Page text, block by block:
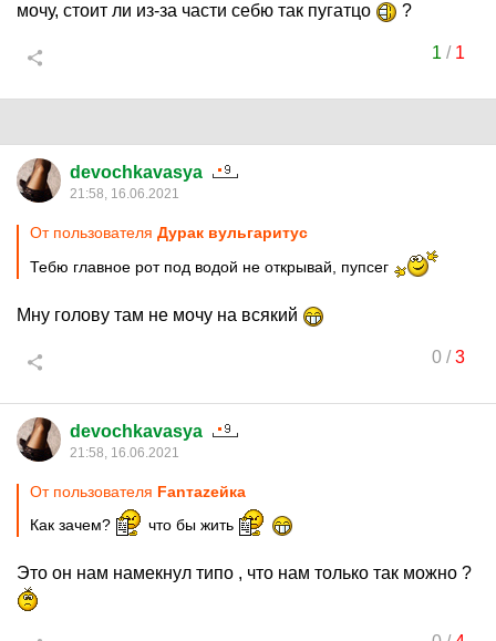
мочу, стоит ли из-за части себю так пугатцо
?
1 / 1
devochkavasya
21:58, 16.06.2021
От пользователя Дурак вульгаритус
Тебю главное рот под водой не открывай, пупсег
Мну голову там не мочу на всякий
0/3
devochkavasya
21:58, 16.06.2021
От пользователя Fanтаzeйкa
Как зачем?
что бы жить
Это он нам намекнул типо , что нам только так можно ?